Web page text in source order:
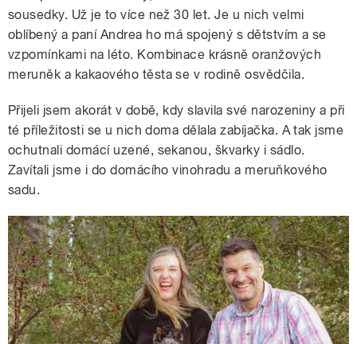
sousedky. Už je to více než 30 let. Je u nich velmi
oblíbený a paní Andrea ho má spojený s dětstvím a se
vzpomínkami na léto. Kombinace krásně oranžových
meruněk a kakaového těsta se v rodině osvědčila.
Přijeli jsem akorát v době, kdy slavila své narozeniny a při
té příležitosti se u nich doma dělala zabíjačka. A tak jsme
ochutnali domácí uzené, sekanou, škvarky i sádlo.
Zavítali jsme i do domácího vinohradu a meruňkového
sadu.